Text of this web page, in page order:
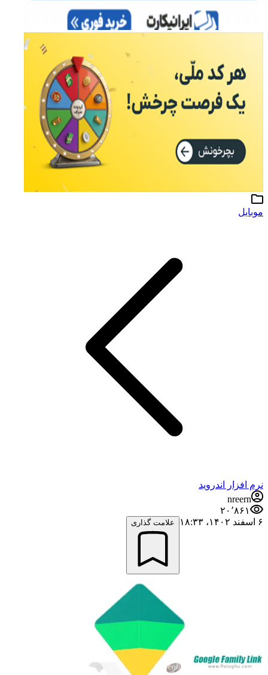
موبایل
نرم افزار اندروید
nreern
۲۰٬۸۶۱
۶ اسفند ۱۴۰۲،‏ ۱۸:۳۳
علامت گذاری